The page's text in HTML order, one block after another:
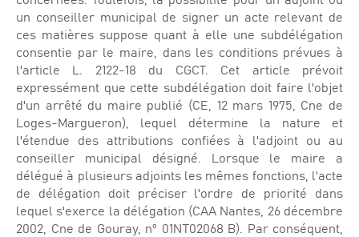
un conseiller municipal de signer un acte relevant de
ces matières suppose quant à elle une subdélégation
consentie par le maire, dans les conditions prévues à
l'article L. 2122-18 du CGCT. Cet article prévoit
expressément que cette subdélégation doit faire l'objet
d'un arrêté du maire publié (CE, 12 mars 1975, Cne de
Loges-Margueron), lequel détermine la nature et
l'étendue des attributions confiées à l'adjoint ou au
conseiller municipal désigné. Lorsque le maire a
délégué à plusieurs adjoints les mêmes fonctions, l'acte
de délégation doit préciser l'ordre de priorité dans
lequel s'exerce la délégation (CAA Nantes, 26 décembre
2002, Cne de Gouray, n° 01NT02068 B). Par conséquent,